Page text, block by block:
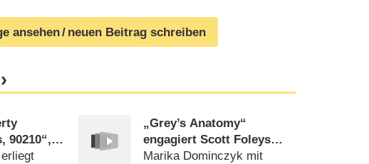
ansehen/ neuen Beitrag schreiben
90210“,
tot
„Grey’s Anatomy“
engagiert Scott Foleys
Ehefrau für Gastauftritt
Marika Dominczyk mit